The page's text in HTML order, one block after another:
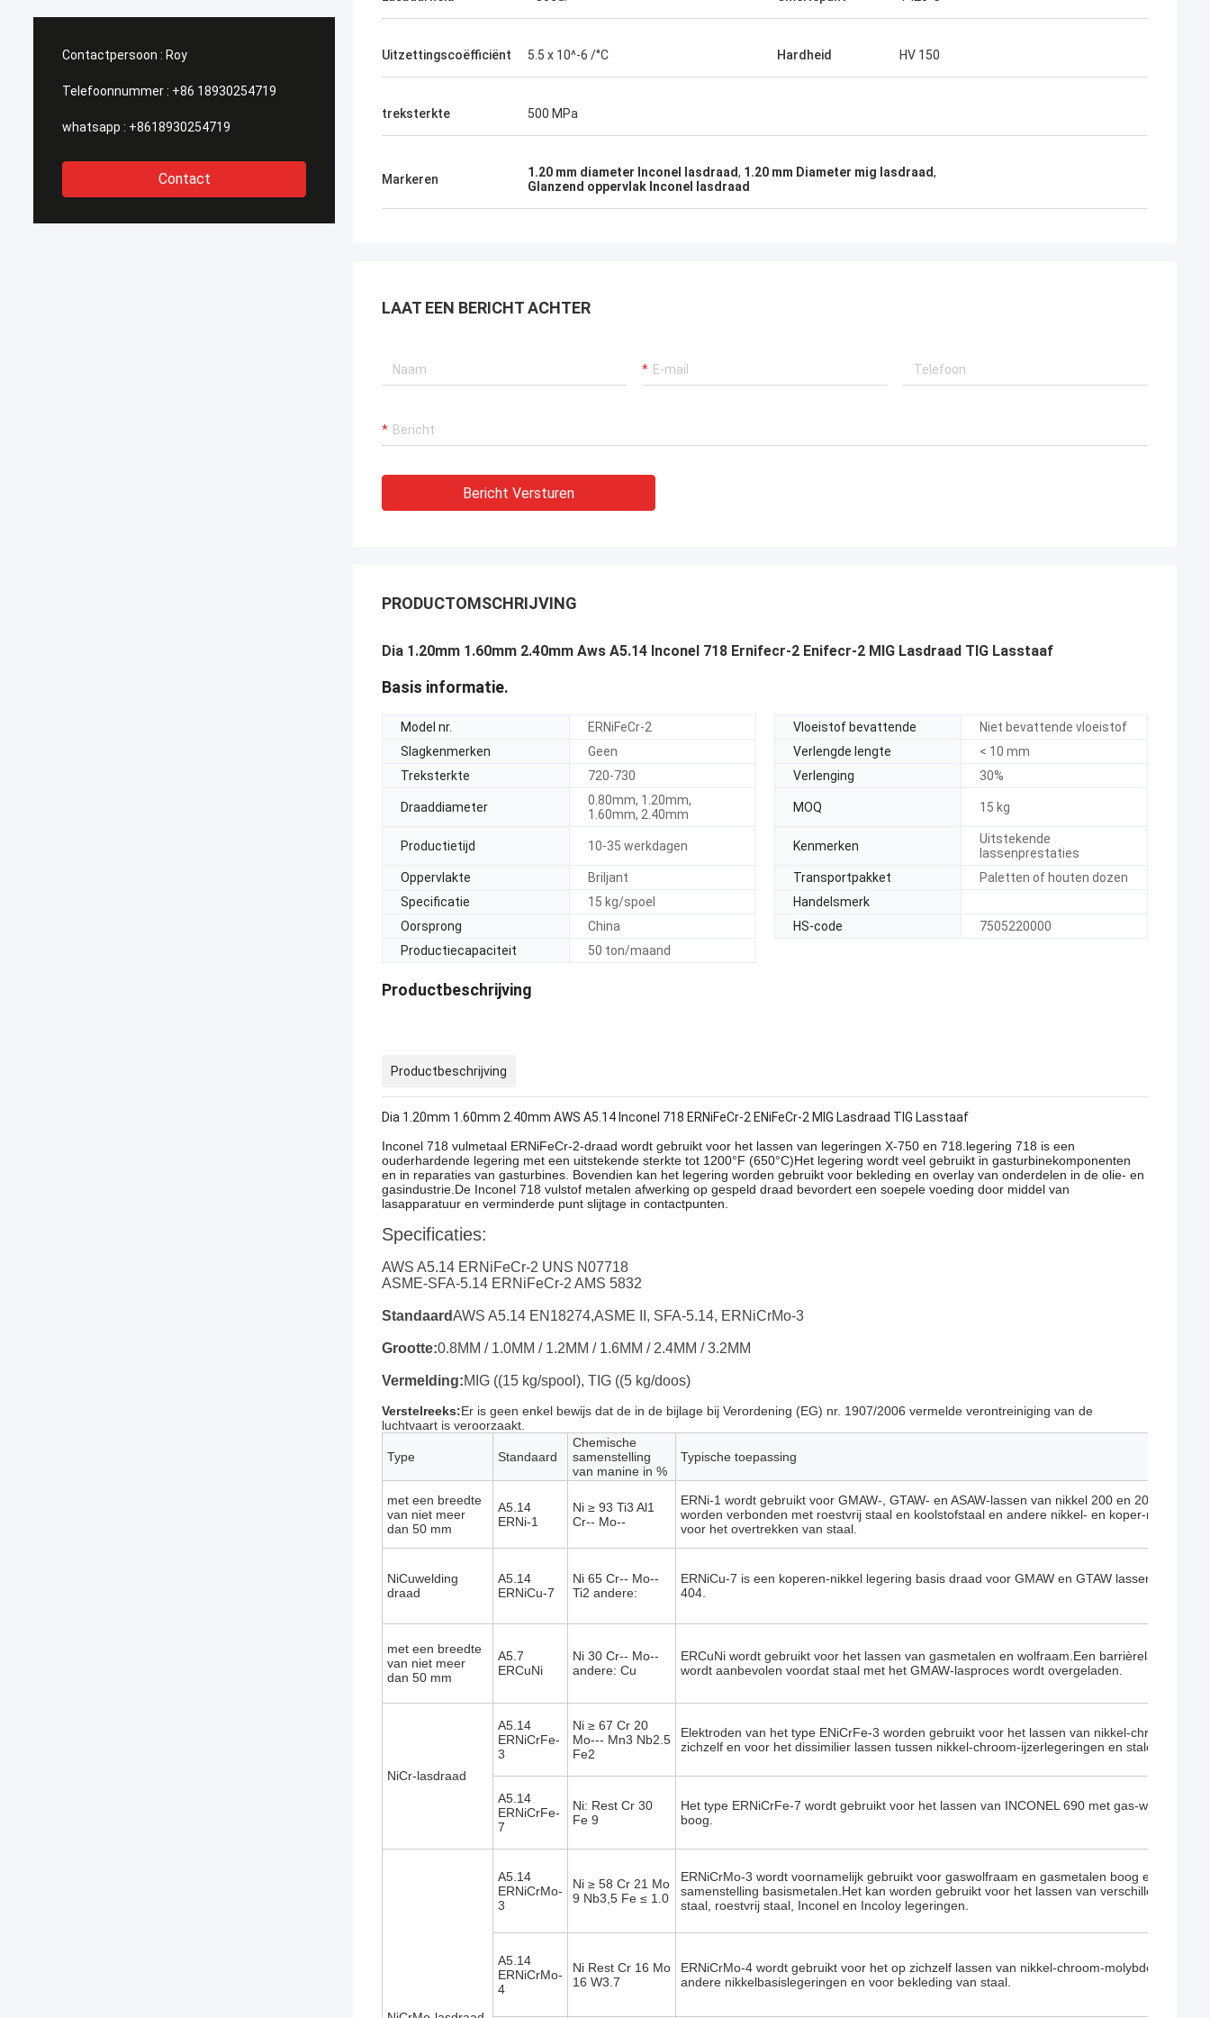
Contactpersoon : Roy
Telefoonnummer : +86 18930254719
whatsapp : +8618930254719
Contact
Uitzettingscoëfficiënt 5.5 x 10^-6 /°C Hardheid HV 150
treksterkte 500 MPa
Markeren 1.20 mm diameter Inconel lasdraad, 1.20 mm Diameter mig lasdraad,
Glanzend oppervlak Inconel lasdraad
LAAT EEN BERICHT ACHTER
Bericht Versturen
PRODUCTOMSCHRIJVING
Dia 1.20mm 1.60mm 2.40mm Aws A5.14 Inconel 718 Ernifecr-2 Enifecr-2 MIG Lasdraad TIG Lasstaaf
Basis informatie.
Model nr. ERNiFeCr-2 Vloeistof bevattende
Niet bevattende vloeistof
Slagkenmerken
Geen Verlengde lengte
< 10 mm
Treksterkte
720-730 Verlenging 30%
Draaddiameter
0.80mm, 1.20mm,
1.60mm, 2.40mm
MOQ 15 kg
Productietijd 10-35 werkdagen Kenmerken
Uitstekende
lassenprestaties
Oppervlakte
Briljant Transportpakket
Paletten of houten dozen
Specificatie
15 kg/spoel
Handelsmerk
Oorsprong
China HS-code
7505220000
Productiecapaciteit
50 ton/maand
Productbeschrijving
Productbeschrijving
Dia 1.20mm 1.60mm 2.40mm AWS A5.14 Inconel 718 ERNiFeCr-2 ENiFeCr-2 MIG Lasdraad TIG Lasstaaf
Inconel 718 vulmetaal ERNiFeCr-2-draad wordt gebruikt voor het lassen van legeringen X-750 en 718.legering 718 is een
ouderhardende legering met een uitstekende sterkte tot 1200°F (650°C)Het legering wordt veel gebruikt in gasturbinekomponenten
en in reparaties van gasturbines. Bovendien kan het legering worden gebruikt voor bekleding en overlay van onderdelen in de olie- en
gasindustrie.De Inconel 718 vulstof metalen afwerking op gespeld draad bevordert een soepele voeding door middel van
lasapparatuur en verminderde punt slijtage in contactpunten.
Specificaties:
AWS A5.14 ERNiFeCr-2 UNS N07718
ASME-SFA-5.14 ERNiFeCr-2 AMS 5832
StandaardAWS A5.14 EN18274,ASME II, SFA-5.14, ERNiCrMo-3
Grootte:0.8MM / 1.0MM / 1.2MM / 1.6MM / 2.4MM / 3.2MM
Vermelding:MIG ((15 kg/spool), TIG ((5 kg/doos)
Verstelreeks:Er is geen enkel bewijs dat de in de bijlage bij Verordening (EG) nr. 1907/2006 vermelde verontreiniging van de
luchtvaart is veroorzaakt.
Type Standaard
Chemische
samenstelling
van manine in %
Typische toepassing
met een breedte
van niet meer
dan 50 mm
A5.14
ERNi-1
Ni ≥ 93 Ti3 Al1
Cr-- Mo--
ERNi-1 wordt gebruikt voor GMAW-, GTAW- en ASAW-lassen van nikkel 200 en 201, waarbij
worden verbonden met roestvrij staal en koolstofstaal en andere nikkel- en koper-
voor het overtrekken van staal.
NiCuwelding
draad
A5.14
ERNiCu-7
Ni 65 Cr-- Mo--
Ti2 andere:
ERNiCu-7 is een koperen-nikkel legering basis draad voor GMAW en GTAW lassen van
404.
met een breedte
van niet meer
dan 50 mm
A5.7
ERCuNi
Ni 30 Cr-- Mo--
andere: Cu
ERCuNi wordt gebruikt voor het lassen van gasmetalen en wolfraam.Een barrièrelaag van
wordt aanbevolen voordat staal met het GMAW-lasproces wordt overgeladen.
NiCr-lasdraad
A5.14
ERNiCrFe-
3
Ni ≥ 67 Cr 20
Mo--- Mn3 Nb2.5
Fe2
Elektroden van het type ENiCrFe-3 worden gebruikt voor het lassen van nikkel-chroom-
zichzelf en voor het dissimilier lassen tussen nikkel-chroom-ijzerlegeringen en stalen of
A5.14
ERNiCrFe-
7
Ni: Rest Cr 30
Fe 9
Het type ERNiCrFe-7 wordt gebruikt voor het lassen van INCONEL 690 met gas-wolfram-
boog.
A5.14
ERNiCrMo-
3
Ni ≥ 58 Cr 21 Mo
9 Nb3,5 Fe ≤ 1.0
ERNiCrMo-3 wordt voornamelijk gebruikt voor gaswolfraam en gasmetalen boog en
samenstelling basismetalen.Het kan worden gebruikt voor het lassen van verschillende
staal, roestvrij staal, Inconel en Incoloy legeringen.
A5.14
ERNiCrMo-
4
Ni Rest Cr 16 Mo
16 W3.7
ERNiCrMo-4 wordt gebruikt voor het op zichzelf lassen van nikkel-chroom-
andere nikkelbasislegeringen en voor bekleding van staal.